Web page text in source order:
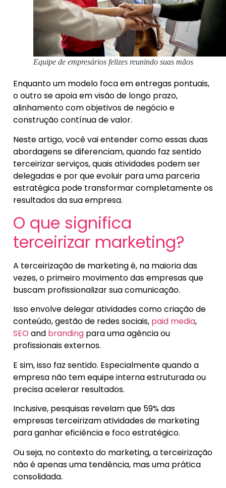
Equipe de empresários felizes reunindo suas mãos
Enquanto um modelo foca em entregas pontuais,
o outro se apoia em visão de longo prazo,
alinhamento com objetivos de negócio e
construção contínua de valor.
Neste artigo, você vai entender como essas duas
abordagens se diferenciam, quando faz sentido
terceirizar serviços, quais atividades podem ser
delegadas e por que evoluir para uma parceria
estratégica pode transformar completamente os
resultados da sua empresa.
O que significa
terceirizar marketing?
A terceirização de marketing é, na maioria das
vezes, o primeiro movimento das empresas que
buscam profissionalizar sua comunicação.
Isso envolve delegar atividades como criação de
conteúdo, gestão de redes sociais, paid media,
SEO and branding para uma agência ou
profissionais externos.
E sim, isso faz sentido. Especialmente quando a
empresa não tem equipe interna estruturada ou
precisa acelerar resultados.
Inclusive, pesquisas revelam que 59% das
empresas terceirizam atividades de marketing
para ganhar eficiência e foco estratégico.
Ou seja, no contexto do marketing, a terceirização
não é apenas uma tendência, mas uma prática
consolidada.